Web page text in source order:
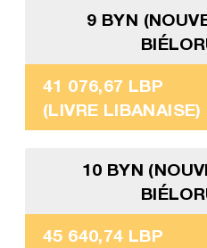
9 BYN
41 076,67 LBP
(LIVRE LIBANAISE)
10 BYN
45 640,74 LBP